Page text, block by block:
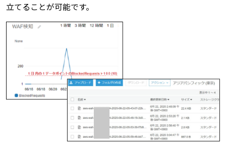
立てることが可能です。